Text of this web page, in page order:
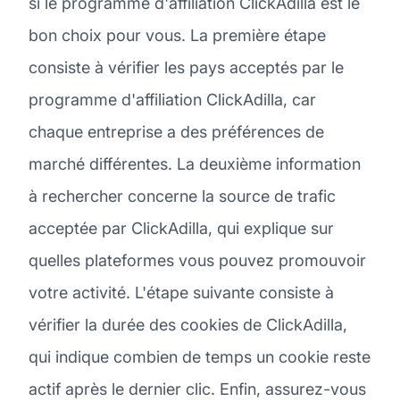
bon choix pour vous. La première étape
consiste à vérifier les pays acceptés par le
programme d'affiliation ClickAdilla, car
chaque entreprise a des préférences de
marché différentes. La deuxième information
à rechercher concerne la source de trafic
acceptée par ClickAdilla, qui explique sur
quelles plateformes vous pouvez promouvoir
votre activité. L'étape suivante consiste à
vérifier la durée des cookies de ClickAdilla,
qui indique combien de temps un cookie reste
actif après le dernier clic. Enfin, assurez-vous